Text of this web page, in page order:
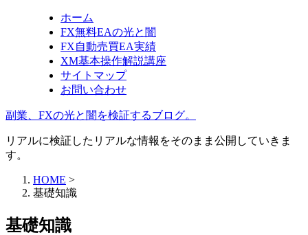
ホーム
FX無料EAの光と闇
FX自動売買EA実績
XM基本操作解説講座
サイトマップ
お問い合わせ
副業、FXの光と闇を検証するブログ。
リアルに検証したリアルな情報をそのまま公開していきま
す。
HOME >
基礎知識
基礎知識